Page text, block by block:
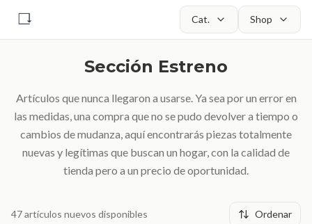
Cat. Shop
Sección Estreno
Artículos que nunca llegaron a usarse. Ya sea por un error en
las medidas, una compra que no se pudo devolver a tiempo o
cambios de mudanza, aquí encontrarás piezas totalmente
nuevas y legítimas que buscan un hogar, con la calidad de
tienda pero a un precio de oportunidad.
47artículos nuevos disponibles Ordenar